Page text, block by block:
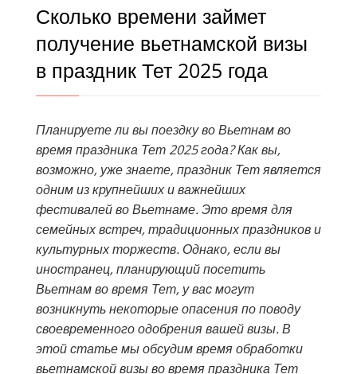
Сколько времени займет
получение вьетнамской визы
в праздник Тет 2025 года
Планируете ли вы поездку во Вьетнам во
время праздника Тет 2025 года? Как вы,
возможно, уже знаете, праздник Тет является
одним из крупнейших и важнейших
фестивалей во Вьетнаме. Это время для
семейных встреч, традиционных праздников и
культурных торжеств. Однако, если вы
иностранец, планирующий посетить
Вьетнам во время Тет, у вас могут
возникнуть некоторые опасения по поводу
своевременного одобрения вашей визы. В
этой статье мы обсудим время обработки
вьетнамской визы во время праздника Тет